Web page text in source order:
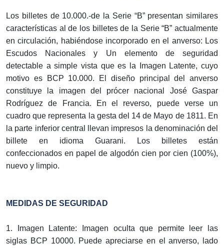
Los billetes de 10.000.-de la Serie “B” presentan similares
características al de los billetes de la Serie “B” actualmente
en circulación, habiéndose incorporado en el anverso: Los
Escudos Nacionales y Un elemento de seguridad
detectable a simple vista que es la Imagen Latente, cuyo
motivo es BCP 10.000. El diseño principal del anverso
constituye la imagen del prócer nacional José Gaspar
Rodríguez de Francia. En el reverso, puede verse un
cuadro que representa la gesta del 14 de Mayo de 1811. En
la parte inferior central llevan impresos la denominación del
billete en idioma Guarani. Los billetes están
confeccionados en papel de algodón cien por cien (100%),
nuevo y limpio.
MEDIDAS DE SEGURIDAD
1. Imagen Latente: Imagen oculta que permite leer las
siglas BCP 10000. Puede apreciarse en el anverso, lado